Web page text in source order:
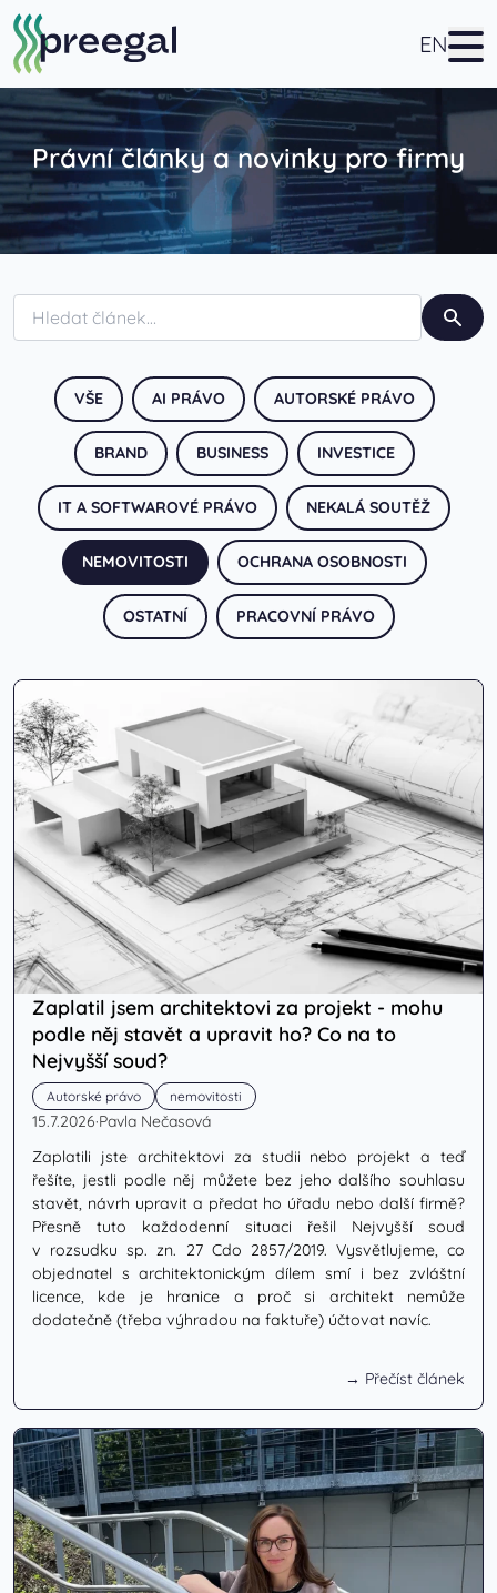
EN
Právní články a novinky pro firmy
VŠE AI PRÁVO AUTORSKÉ PRÁVO
BRAND BUSINESS INVESTICE
IT A SOFTWAROVÉ PRÁVO NEKALÁ SOUTĚŽ
NEMOVITOSTI OCHRANA OSOBNOSTI
OSTATNÍ PRACOVNÍ PRÁVO
Zaplatil jsem architektovi za projekt - mohu
podle něj stavět a upravit ho? Co na to
Nejvyšší soud?
Autorské právo nemovitosti
15.7.2026·Pavla Nečasová
Zaplatili jste architektovi za studii nebo projekt a teď
řešíte, jestli podle něj můžete bez jeho dalšího souhlasu
stavět, návrh upravit a předat ho úřadu nebo další firmě?
Přesně tuto každodenní situaci řešil Nejvyšší soud
v rozsudku sp. zn. 27 Cdo 2857/2019. Vysvětlujeme, co
objednatel s architektonickým dílem smí i bez zvláštní
licence, kde je hranice a proč si architekt nemůže
dodatečně (třeba výhradou na faktuře) účtovat navíc.
→ Přečíst článek